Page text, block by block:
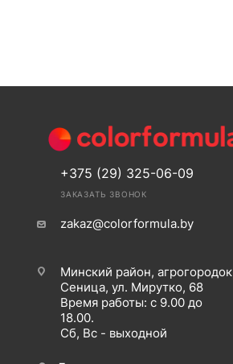
+375 (29) 325-06-09
ЗАКАЗАТЬ ЗВОНОК
zakaz@colorformula.by
Минский район, агрогородок
Сеница, ул. Мирутко, 68
Время работы: с 9.00 до
18.00.
Сб, Вс - выходной